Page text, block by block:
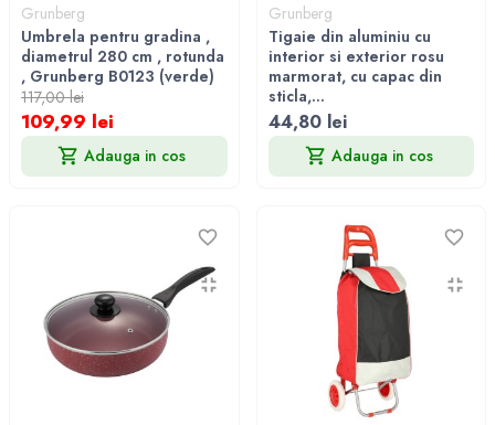
Grunberg
Umbrela pentru gradina ,
diametrul 280 cm , rotunda
, Grunberg B0123 (verde)
117,00 lei
109,99 lei
Adauga in cos
Grunberg
Tigaie din aluminiu cu
interior si exterior rosu
marmorat, cu capac din
sticla,...
44,80 lei
Adauga in cos